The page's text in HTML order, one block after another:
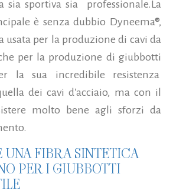
sia sportiva sia professionale.La
è senza dubbio Dyneema®,
usata per la produzione di cavi da
per la produzione di giubbotti
la sua incredibile resistenza
dei cavi d'acciaio, ma con il
molto bene agli sforzi da
FIBRA SINTETICA
PER I GIUBBOTTI